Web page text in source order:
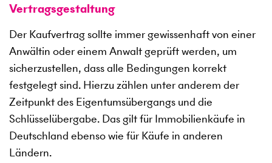
Vertragsgestaltung
Der Kaufvertrag sollte immer gewissenhaft von einer
Anwältin oder einem Anwalt geprüft werden, um
sicherzustellen, dass alle Bedingungen korrekt
festgelegt sind. Hierzu zählen unter anderem der
Zeitpunkt des Eigentumsübergangs und die
Schlüsselübergabe. Das gilt für Immobilienkäufe in
Deutschland ebenso wie für Käufe in anderen
Ländern.